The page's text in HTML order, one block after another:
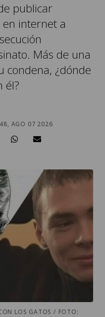
publicar
internet a
Más de una
condena, ¿dónde
él?
AGO 07 2026
LOS GATOS / FOTO: